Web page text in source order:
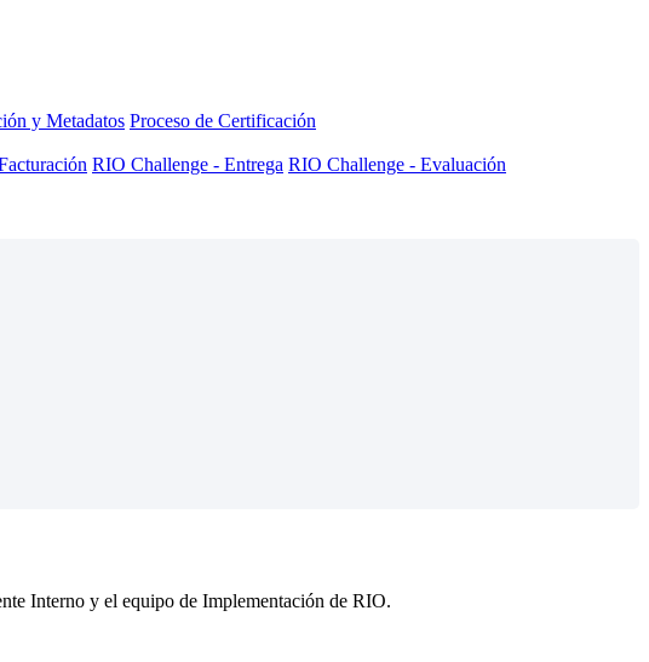
y Metadatos Proceso de Certificación
RIO Challenge - Entrega RIO Challenge - Evaluación
Interno y el equipo de Implementación de RIO.